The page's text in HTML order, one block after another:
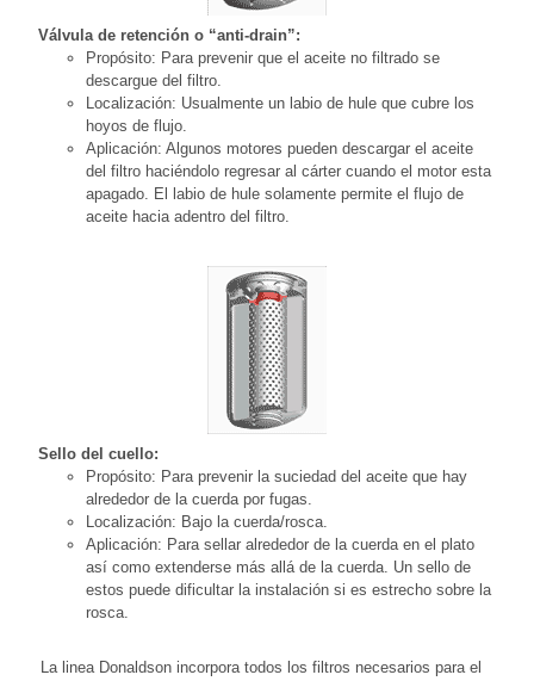
Válvula de retención o “anti-drain”:
Propósito: Para prevenir que el aceite no filtrado se
descargue del filtro.
Localización: Usualmente un labio de hule que cubre los
hoyos de flujo.
Aplicación: Algunos motores pueden descargar el aceite
del filtro haciéndolo regresar al cárter cuando el motor esta
apagado. El labio de hule solamente permite el flujo de
aceite hacia adentro del filtro.
Sello del cuello:
Propósito: Para prevenir la suciedad del aceite que hay
alrededor de la cuerda por fugas.
Localización: Bajo la cuerda/rosca.
Aplicación: Para sellar alrededor de la cuerda en el plato
así como extenderse más allá de la cuerda. Un sello de
estos puede dificultar la instalación si es estrecho sobre la
rosca.
La linea Donaldson incorpora todos los filtros necesarios para el